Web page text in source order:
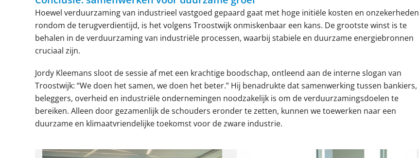
Hoewel verduurzaming van industrieel vastgoed gepaard gaat met hoge initiële kosten en onzekerheden
rondom de terugverdientijd, is het volgens Troostwijk onmiskenbaar een kans. De grootste winst is te
behalen in de verduurzaming van industriële processen, waarbij stabiele en duurzame energiebronnen
cruciaal zijn.
Jordy Kleemans sloot de sessie af met een krachtige boodschap, ontleend aan de interne slogan van
Troostwijk: “We doen het samen, we doen het beter.” Hij benadrukte dat samenwerking tussen bankiers,
beleggers, overheid en industriële ondernemingen noodzakelijk is om de verduurzamingsdoelen te
bereiken. Alleen door gezamenlijk de schouders eronder te zetten, kunnen we toewerken naar een
duurzame en klimaatvriendelijke toekomst voor de zware industrie.